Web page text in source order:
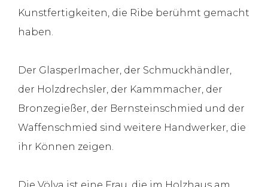
Kunstfertigkeiten, die Ribe berühmt gemacht
haben.
Der Glasperlmacher, der Schmuckhändler,
der Holzdrechsler, der Kammmacher, der
Bronzegießer, der Bernsteinschmied und der
Waffenschmied sind weitere Handwerker, die
ihr Können zeigen.
Die Völva ist eine Frau, die im Holzhaus am